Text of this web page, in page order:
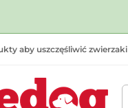
aby uszczęśliwić zwierzaki